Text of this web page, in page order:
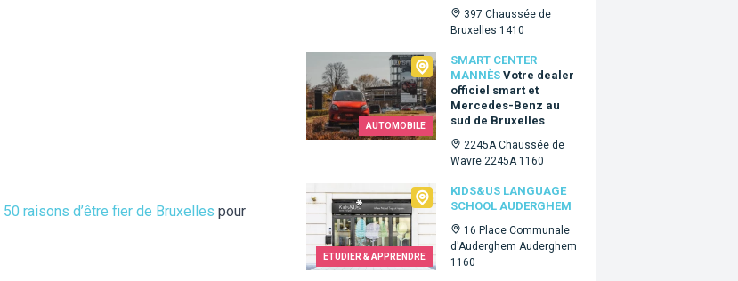
50 raisons d’être fier de Bruxelles pour
397 Chaussée de
Bruxelles 1410
AUTOMOBILE
SMART CENTER
MANNÈS Votre dealer
officiel smart et
Mercedes-Benz au
sud de Bruxelles
2245A Chaussée de
Wavre 2245A 1160
Smart Center Mannès
ETUDIER & APPRENDRE
KIDS&US LANGUAGE
SCHOOL AUDERGHEM
16 Place Communale
d'Auderghem Auderghem
1160
Kids&Us language school Auderghem